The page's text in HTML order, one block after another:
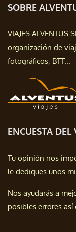
SOBRE
VIAJES ALVENTUS
organización de
fotográficos, BTT...
ENCUESTA DEL
Tu opinión nos
le dediques unos
Nos ayudarás a
posibles errores